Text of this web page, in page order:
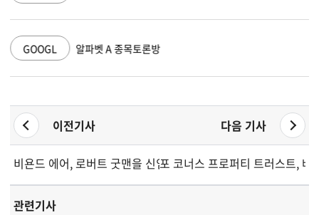
GOOGL 알파벳 A 종목토론방
이전기사 다음 기사
비욘드 에어, 로버트 굿맨을 신임 CEO로 임명포 코너스 프로퍼티 트러스트, 베
관련기사